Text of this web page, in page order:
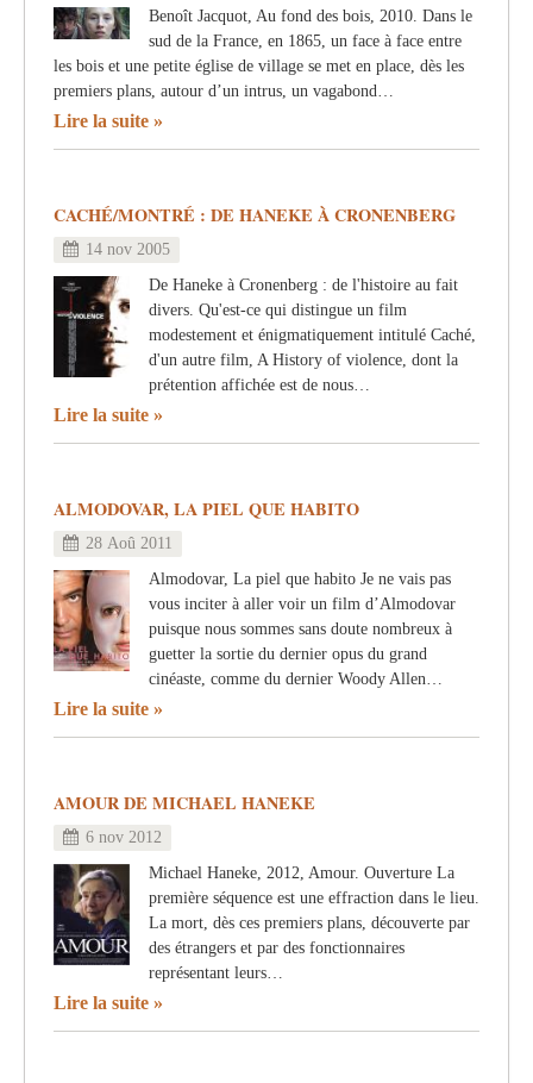
Benoît Jacquot, Au fond des bois, 2010. Dans le
sud de la France, en 1865, un face à face entre
les bois et une petite église de village se met en place, dès les
premiers plans, autour d’un intrus, un vagabond…
Lire la suite
CACHÉ/MONTRÉ : DE HANEKE À CRONENBERG
14 nov 2005
De Haneke à Cronenberg : de l'histoire au fait
divers. Qu'est-ce qui distingue un film
modestement et énigmatiquement intitulé Caché,
d'un autre film, A History of violence, dont la
prétention affichée est de nous…
Lire la suite
ALMODOVAR, LA PIEL QUE HABITO
28 Aoû 2011
Almodovar, La piel que habito Je ne vais pas
vous inciter à aller voir un film d’Almodovar
puisque nous sommes sans doute nombreux à
guetter la sortie du dernier opus du grand
cinéaste, comme du dernier Woody Allen…
Lire la suite
AMOUR DE MICHAEL HANEKE
6 nov 2012
Michael Haneke, 2012, Amour. Ouverture La
première séquence est une effraction dans le lieu.
La mort, dès ces premiers plans, découverte par
des étrangers et par des fonctionnaires
représentant leurs…
Lire la suite